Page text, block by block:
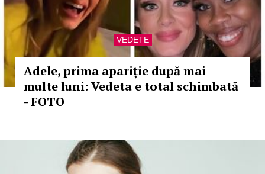
VEDETE
Adele, prima apariție după mai
multe luni: Vedeta e total schimbată
- FOTO